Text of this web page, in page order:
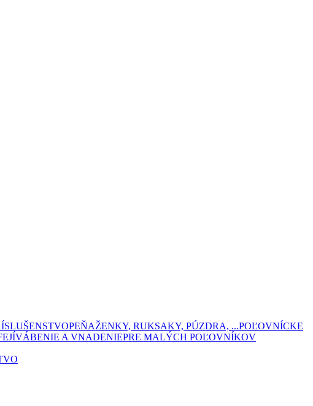
PEŇAŽENKY, RUKSAKY, PÚZDRA, ...POĽOVNÍCKE
VÁBENIE A VNADENIEPRE MALÝCH POĽOVNÍKOV